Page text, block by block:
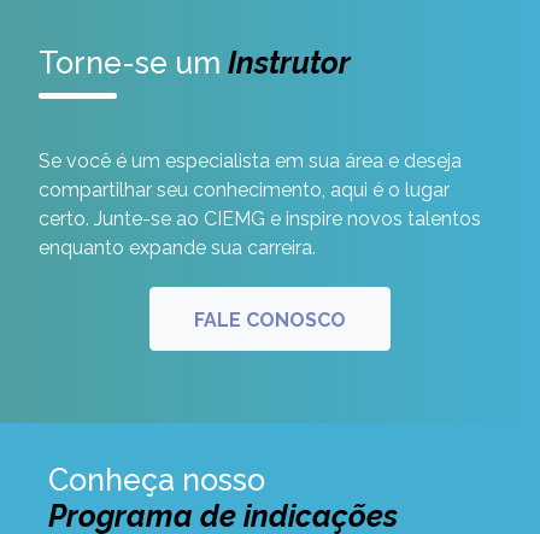
Torne-se um Instrutor
Se você é um especialista em sua área e deseja
compartilhar seu conhecimento, aqui é o lugar
certo. Junte-se ao CIEMG e inspire novos talentos
enquanto expande sua carreira.
FALE CONOSCO
Conheça nosso
Programa de indicações